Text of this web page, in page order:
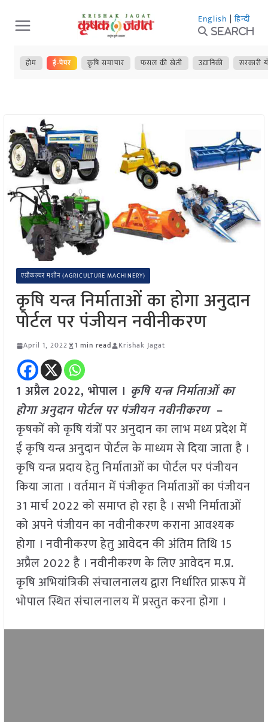
Skip
to
content
English | हिन्दी
Search
होम ई-पेपर कृषि समाचार फसल की खेती उद्यानिकी सरकारी
एग्रीकल्चर मशीन (AGRICULTURE MACHINERY)
कृषि यन्त्र निर्माताओं का होगा अनुदान
पोर्टल पर पंजीयन नवीनीकरण
April 1, 2022 1 min read Krishak Jagat
1 अप्रैल 2022, भोपाल । कृषि यन्त्र निर्माताओं का
होगा अनुदान पोर्टल पर पंजीयन नवीनीकरण –
कृषकों को कृषि यंत्रों पर अनुदान का लाभ मध्य प्रदेश में
ई कृषि यन्त्र अनुदान पोर्टल के माध्यम से दिया जाता है ।
कृषि यन्त्र प्रदाय हेतु निर्माताओं का पोर्टल पर पंजीयन
किया जाता । वर्तमान में पंजीकृत निर्माताओं का पंजीयन
31 मार्च 2022 को समाप्त हो रहा है । सभी निर्माताओं
को अपने पंजीयन का नवीनीकरण कराना आवश्यक
होगा । नवीनीकरण हेतु आवेदन की अंतिम तिथि 15
अप्रैल 2022 है । नवीनीकरण के लिए आवेदन म.प्र.
कृषि अभियांत्रिकी संचालनालय द्वारा निर्धारित प्रारूप में
भोपाल स्थित संचालनालय में प्रस्तुत करना होगा ।